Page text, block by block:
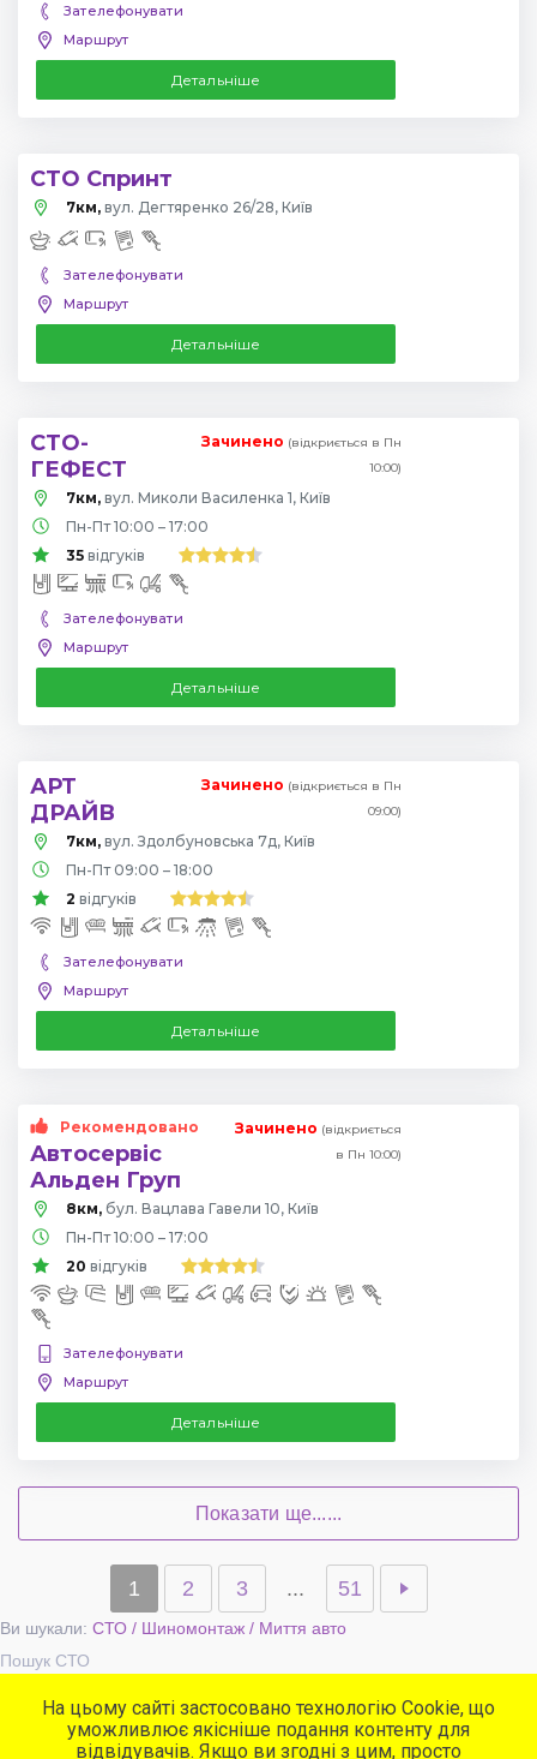
Зателефонувати
Маршрут
Детальніше
СТО Спринт
7км, вул. Дегтяренко 26/28, Київ
Зателефонувати
Маршрут
Детальніше
СТО-
ГЕФЕСТ
Зачинено (відкриється в Пн
10:00)
7км, вул. Миколи Василенка 1, Київ
Пн-Пт 10:00 – 17:00
35 відгуків
Зателефонувати
Маршрут
Детальніше
АРТ
ДРАЙВ
Зачинено (відкриється в Пн
09:00)
7км, вул. Здолбуновська 7д, Київ
Пн-Пт 09:00 – 18:00
2 відгуків
Зателефонувати
Маршрут
Детальніше
Рекомендовано
Автосервіс
Альден Груп
Зачинено (відкриється
в Пн 10:00)
8км, бул. Вацлава Гавели 10, Київ
Пн-Пт 10:00 – 17:00
20 відгуків
Зателефонувати
Маршрут
Детальніше
Показати ще......
1 2 3 ... 51
Ви шукали: СТО / Шиномонтаж / Миття авто
Пошук СТО
Популярні сервіси
СТО
На цьому сайті застосовано технологію Cookie, що
уможливлює якісніше подання контенту для
відвідувачів. Якщо ви згодні з цим, просто